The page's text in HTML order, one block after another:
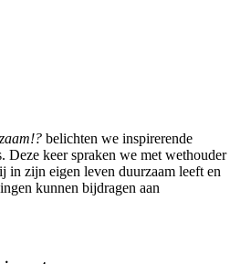
belichten we inspirerende
Deze keer spraken we met wethouder
in zijn eigen leven duurzaam leeft en
kunnen bijdragen aan